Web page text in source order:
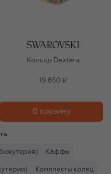
Кольцо Dextera
19 850 ₽
В корзину
Каффы
Комплекты колец